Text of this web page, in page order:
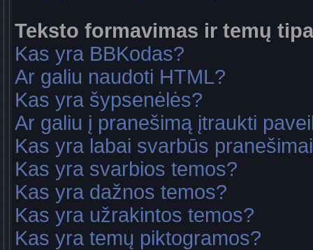
Teksto formavimas ir temų
Kas yra BBKodas?
Ar galiu naudoti HTML?
Kas yra šypsenėlės?
Ar galiu į pranešimą įtraukti
Kas yra labai svarbūs
Kas yra svarbios temos?
Kas yra dažnos temos?
Kas yra užrakintos temos?
Kas yra temų piktogramos?